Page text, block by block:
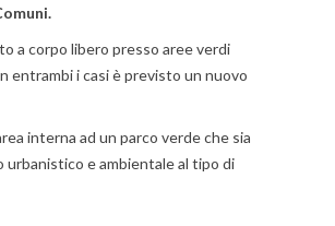
a corpo libero presso aree verdi
entrambi i casi è previsto un nuovo
interna ad un parco verde che sia
urbanistico e ambientale al tipo di